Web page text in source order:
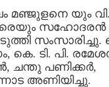
മഞ്ജുളനെ യും വി.
സഹോദരന്‍
സംസാരിച്ചു.
ടി. പി.
ചന്തു പണിക്കര്‍,
അണിയിച്ചു.